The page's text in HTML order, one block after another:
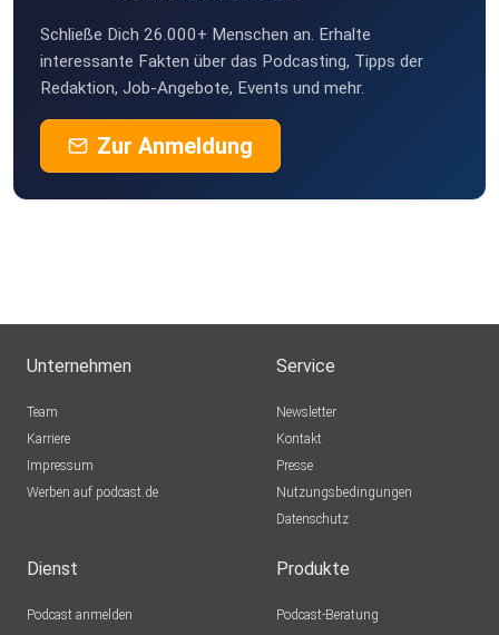
Schließe Dich 26.000+ Menschen an. Erhalte
interessante Fakten über das Podcasting, Tipps der
Redaktion, Job-Angebote, Events und mehr.
Zur Anmeldung
Unternehmen
Team
Karriere
Impressum
Werben auf podcast.de
Service
Newsletter
Kontakt
Presse
Nutzungsbedingungen
Datenschutz
Dienst
Podcast anmelden
Produkte
Podcast-Beratung